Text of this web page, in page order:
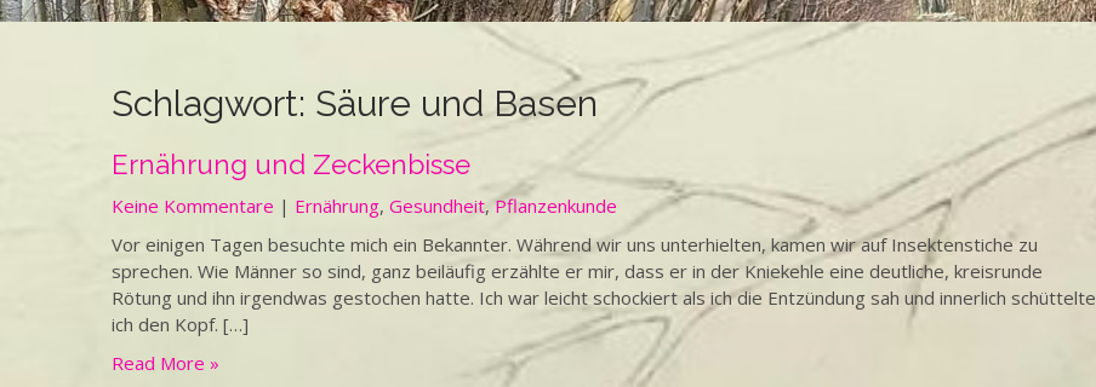
Schlagwort: Säure und Basen
Ernährung und Zeckenbisse
Keine Kommentare | Ernährung, Gesundheit, Pflanzenkunde
Vor einigen Tagen besuchte mich ein Bekannter. Während wir uns unterhielten, kamen wir auf Insektenstiche zu
sprechen. Wie Männer so sind, ganz beiläufig erzählte er mir, dass er in der Kniekehle eine deutliche, kreisrunde
Rötung und ihn irgendwas gestochen hatte. Ich war leicht schockiert als ich die Entzündung sah und innerlich schüttelte
ich den Kopf. […]
Read More »